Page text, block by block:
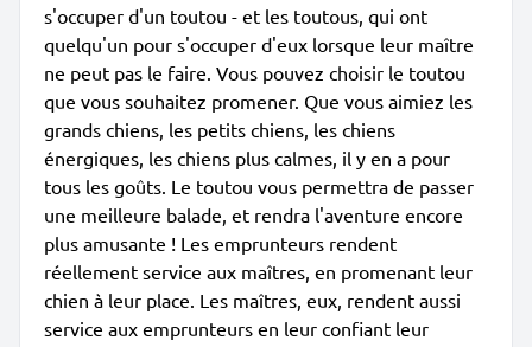
s'occuper d'un toutou - et les toutous, qui ont
quelqu'un pour s'occuper d'eux lorsque leur maître
ne peut pas le faire. Vous pouvez choisir le toutou
que vous souhaitez promener. Que vous aimiez les
grands chiens, les petits chiens, les chiens
énergiques, les chiens plus calmes, il y en a pour
tous les goûts. Le toutou vous permettra de passer
une meilleure balade, et rendra l'aventure encore
plus amusante ! Les emprunteurs rendent
réellement service aux maîtres, en promenant leur
chien à leur place. Les maîtres, eux, rendent aussi
service aux emprunteurs en leur confiant leur